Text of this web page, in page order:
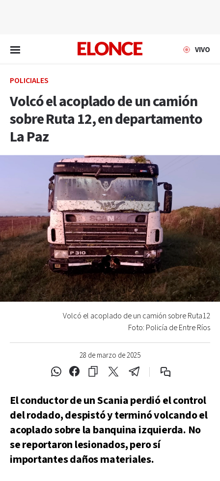
VIVO
POLICIALES
Volcó el acoplado de un camión
sobre Ruta 12, en departamento
La Paz
28 de marzo de 2025
Volcó el acoplado de un camión sobre Ruta12
Foto: Policía de Entre Ríos
El conductor de un Scania perdió el control
del rodado, despistó y terminó volcando el
acoplado sobre la banquina izquierda. No
se reportaron lesionados, pero sí
importantes daños materiales.